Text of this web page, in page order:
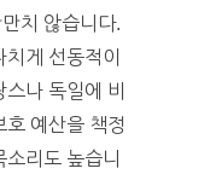
치 않습니다.
게 선동적이
나 독일에 비
호 예산을 책정
리도 높습니